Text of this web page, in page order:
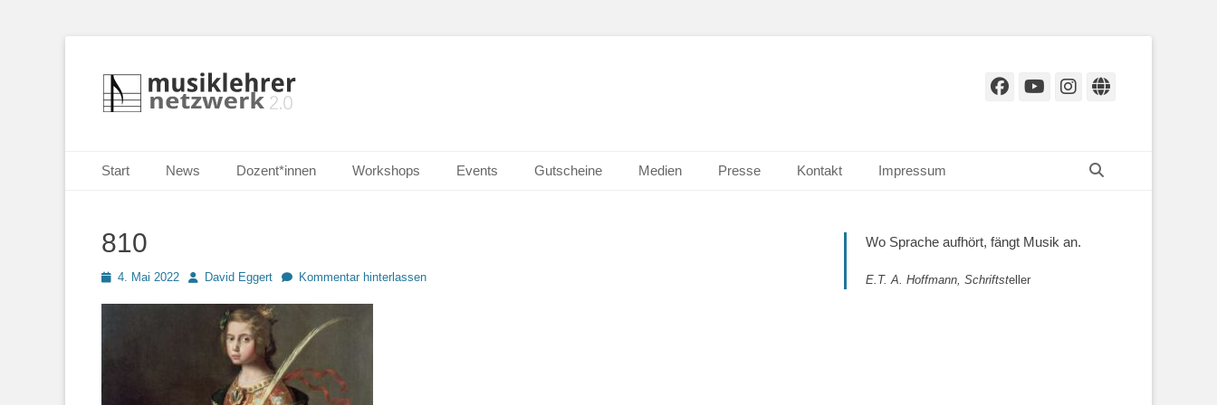
Musiklehrernetzwerk 2.0
Selbständige Musikpädagoginnen und Musikpädagogen in Wiesbaden Facebook
YouTube
Instagram
Website
Primäres Menü
Inhalt
Start News Dozent*innen Workshops Events Gutscheine Medien Presse Kontakt Impressum
810
Posted4. Mai 2022 AutorDavid Eggert Kommentar hinterlassen
Wo Sprache aufhört, fängt Musik an.
E.T. A. Hoffmann, Schriftsteller